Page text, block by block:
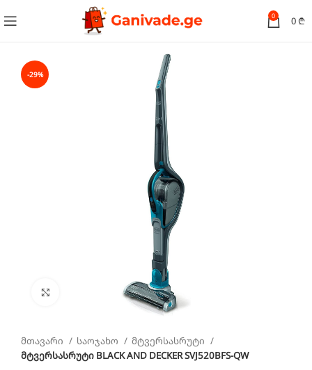
0 0 ₾
-29%
სურათის გადიდება
მთავარი საოჯახო
მტვერსასრუტი
მტვერსასრუტი BLACK AND DECKER SVJ520BFS-QW